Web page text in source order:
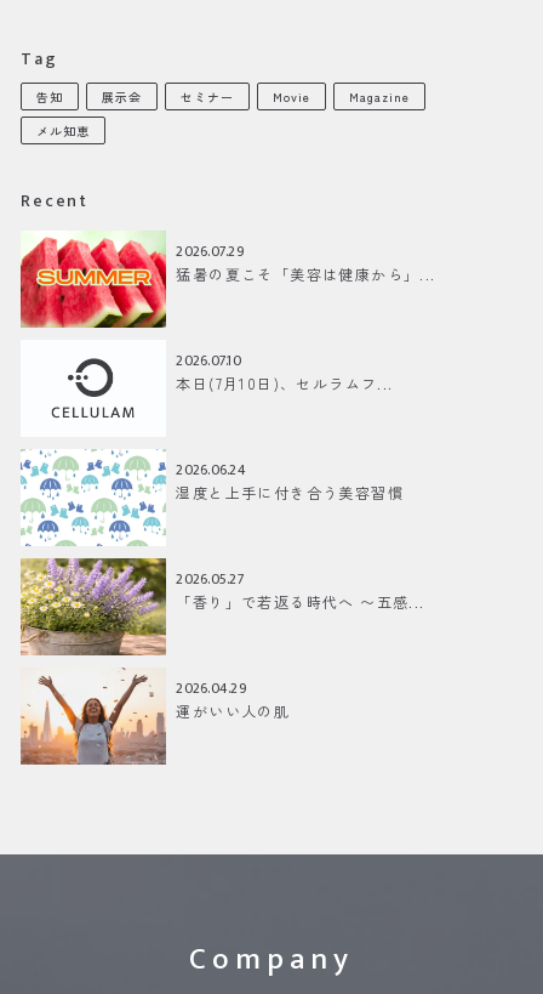
Tag
告知 展示会 セミナー Movie
Magazine
メル知恵
Recent
2026.07.29
猛暑の夏こそ「美容は健康から」...
2026.07.10
本日(7月10日)、セルラムフ...
2026.06.24
湿度と上手に付き合う美容習慣
2026.05.27
「香り」で若返る時代へ 〜五感...
2026.04.29
運がいい人の肌
Company